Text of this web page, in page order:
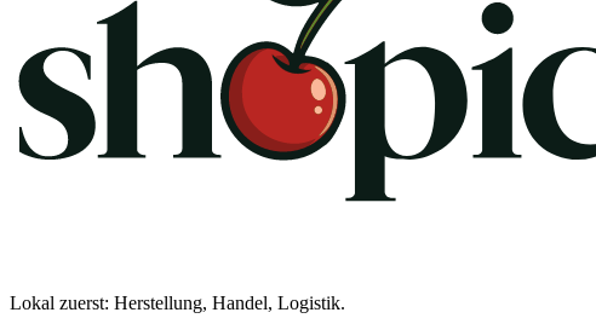
Lokal zuerst: Herstellung, Handel, Logistik.